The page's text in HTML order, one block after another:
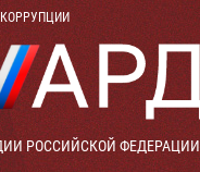
РОССИЙСКОЙ ФЕДЕРАЦИИ